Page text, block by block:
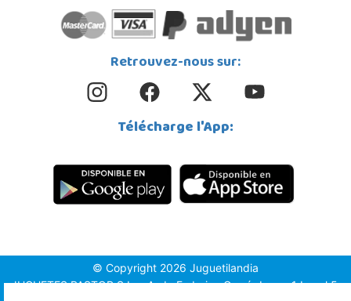
Retrouvez-nous sur:
Télécharge l'App:
© Copyright 2026 Juguetilandia
JUGUETES PASTOR S.L. - Avda.Federico García Lorca 1 Local 5,